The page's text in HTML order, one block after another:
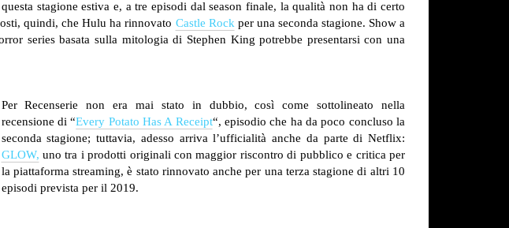
stagione estiva e, a tre episodi dal season finale, la qualità non ha di certo
quindi, che Hulu ha rinnovato Castle Rock per una seconda stagione. Show a
series basata sulla mitologia di Stephen King potrebbe presentarsi con una
Per Recenserie non era mai stato in dubbio, così come sottolineato nella
recensione di “Every Potato Has A Receipt“, episodio che ha da poco concluso la
seconda stagione; tuttavia, adesso arriva l’ufficialità anche da parte di Netflix:
GLOW, uno tra i prodotti originali con maggior riscontro di pubblico e critica per
la piattaforma streaming, è stato rinnovato anche per una terza stagione di altri 10
episodi prevista per il 2019.